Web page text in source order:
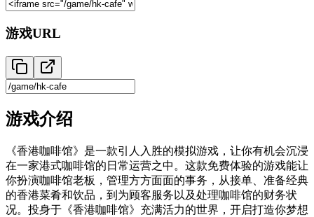
游戏URL
游戏介绍
《香港咖啡馆》是一款引人入胜的模拟游戏，让你有机会沉浸
在一家港式咖啡馆的日常运营之中。这款免费体验的游戏能让
你扮演咖啡馆老板，管理方方面面的事务，从接单、准备经典
的香港菜肴和饮品，到为顾客服务以及处理咖啡馆的财务状
况。投身于《香港咖啡馆》充满活力的世界，开启打造你梦想